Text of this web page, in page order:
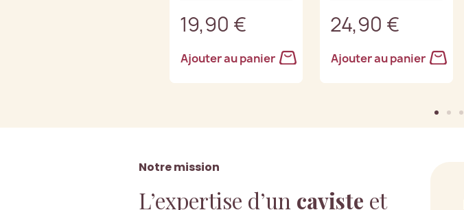
19,90 €
Ajouter au panier
24,90 €
Ajouter au panier
Notre mission
L’expertise d’un caviste et